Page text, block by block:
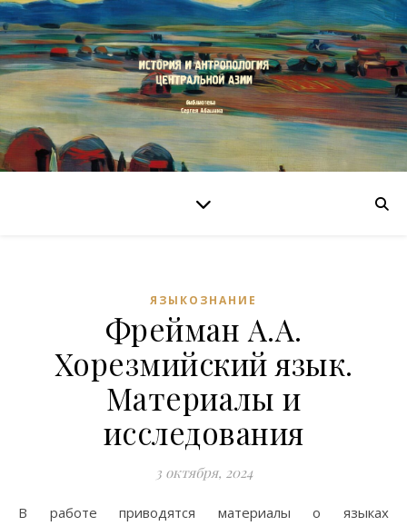
ЯЗЫКОЗНАНИЕ
Фрейман А.А.
Хорезмийский язык.
Материалы и
исследования
3 октября, 2024
В работе приводятся материалы о языках